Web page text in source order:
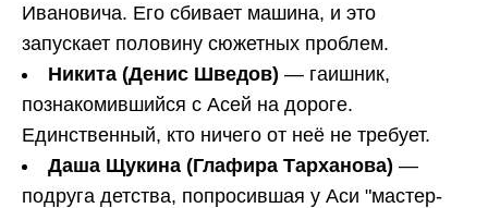
Ивановича. Его сбивает машина, и это
запускает половину сюжетных проблем.
Никита (Денис Шведов) — гаишник,
познакомившийся с Асей на дороге.
Единственный, кто ничего от неё не требует.
Даша Щукина (Глафира Тарханова) —
подруга детства, попросившая у Аси "мастер-